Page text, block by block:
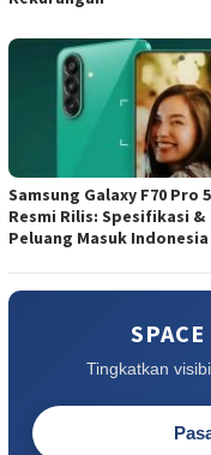
Samsung Galaxy F70 Pro
Resmi Rilis: Spesifikasi &
Peluang Masuk Indonesia
Tingkatkan